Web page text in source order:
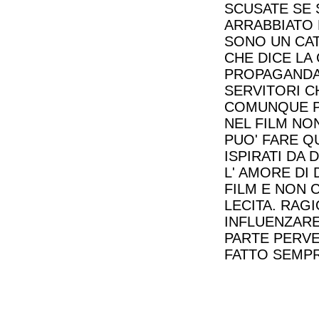
SCUSATE SE
SONO UN
CHE DICE LA
SERVITORI
COMUNQUE
NEL FILM
PUO' FARE
ISPIRATI DA
L' AMORE DI
FILM E NON
LECITA.
PARTE
FATTO